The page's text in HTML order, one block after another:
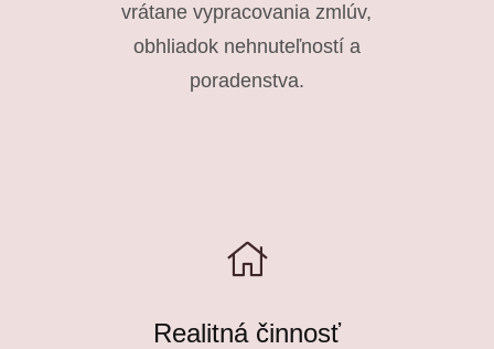
vrátane vypracovania zmlúv,
obhliadok nehnuteľností a
poradenstva.
Realitná činnosť